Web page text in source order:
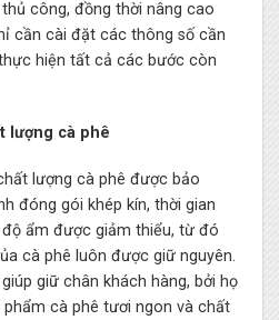
công, đồng thời nâng cao
cần cài đặt các thông số cần
hiện tất cả các bước còn
lượng cà phê
lượng cà phê được bảo
đóng gói khép kín, thời gian
ẩm được giảm thiểu, từ đó
cà phê luôn được giữ nguyên.
giữ chân khách hàng, bởi họ
cà phê tươi ngon và chất